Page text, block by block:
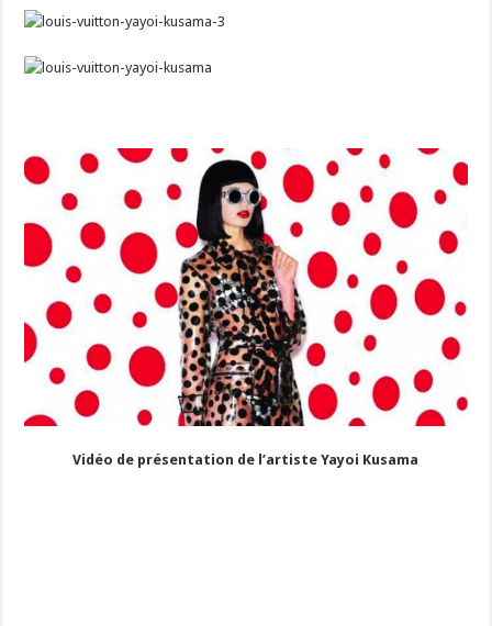
Vidéo de présentation de l’artiste Yayoi Kusama